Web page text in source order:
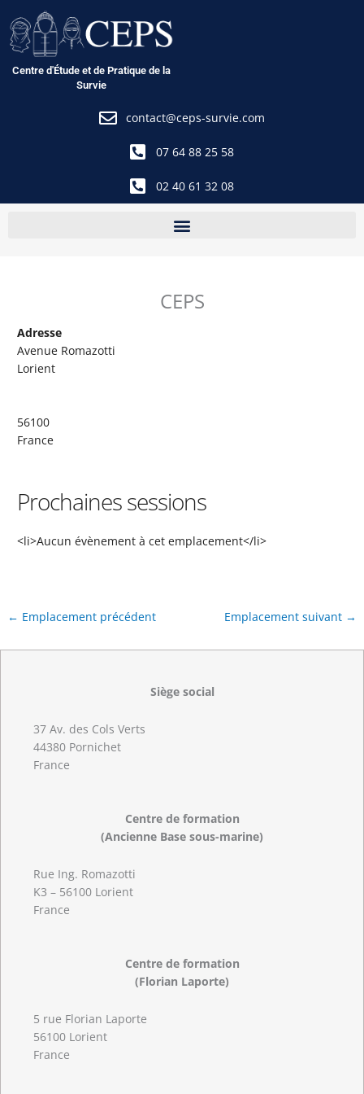
au
contenu
Centre d'Étude et de Pratique de la
Survie
contact@ceps-survie.com
07 64 88 25 58
02 40 61 32 08
CEPS
Adresse
Avenue Romazotti
Lorient
56100
France
Prochaines sessions
<li>Aucun évènement à cet emplacement</li>
← Emplacement précédent Emplacement suivant →
Siège social
37 Av. des Cols Verts
44380 Pornichet
France
Centre de formation
(Ancienne Base sous-marine)
Rue Ing. Romazotti
K3 – 56100 Lorient
France
Centre de formation
(Florian Laporte)
5 rue Florian Laporte
56100 Lorient
France